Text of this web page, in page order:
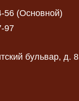
56 (Основной)
97
бульвар, д. 8